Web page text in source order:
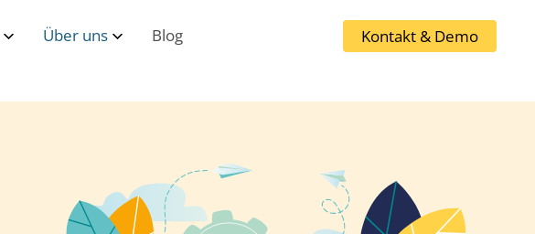
Über uns Blog Kontakt & Demo